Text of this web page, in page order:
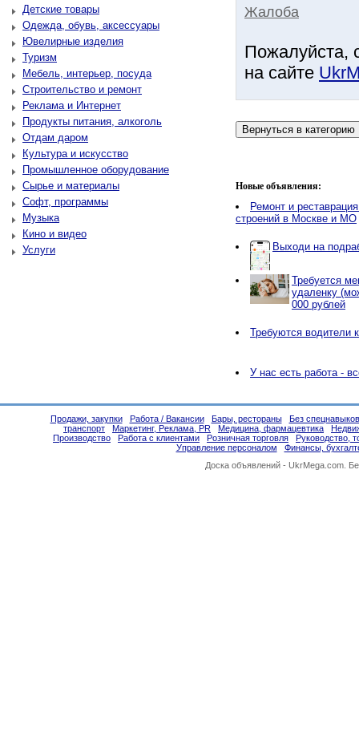
Детские товары
Одежда, обувь, аксессуары
Ювелирные изделия
Туризм
Мебель, интерьер, посуда
Строительство и ремонт
Реклама и Интернет
Продукты питания, алкоголь
Отдам даром
Культура и искусство
Промышленное оборудование
Сырье и материалы
Софт, программы
Музыка
Кино и видео
Услуги
Жалоба
Пожалуйста,
на сайте
Новые объявления:
Ремонт и
строений в Москве и МО
Выходи на
Требуется
удаленку
000 рублей
Требуются водители
У нас есть работа -
Продажи, закупки Работа / Вакансии Бары, рестораны
Без
транспорт
Маркетинг, Реклама, PR Медицина, фармацевтика
Производство
Работа с клиентами Розничная торговля
Руководство,
Управление персоналом
Финансы,
Доска объявлений - UkrMega.com.